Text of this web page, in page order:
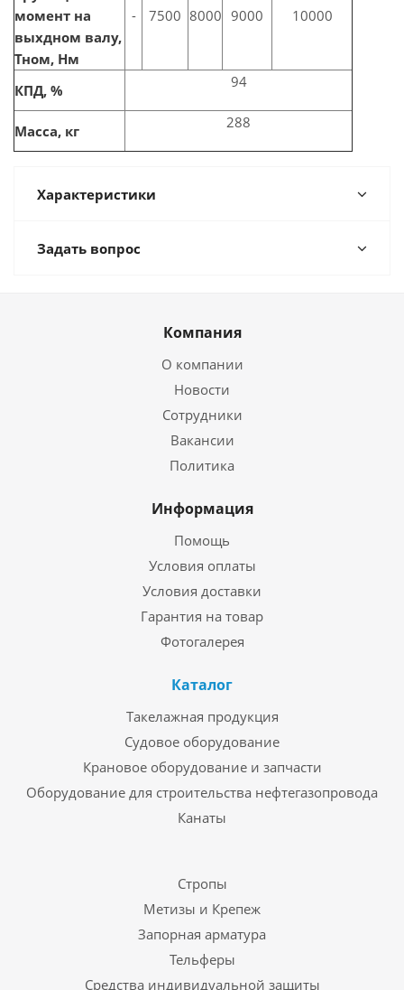
момент на
выхдном валу,
Тном, Нм
- 7500 8000 9000 10000
КПД, % 94
Масса, кг 288
Характеристики
Задать вопрос
Компания
О компании
Новости
Сотрудники
Вакансии
Политика
Информация
Помощь
Условия оплаты
Условия доставки
Гарантия на товар
Фотогалерея
Каталог
Такелажная продукция
Судовое оборудование
Крановое оборудование и запчасти
Оборудование для строительства нефтегазопровода
Канаты
Стропы
Метизы и Крепеж
Запорная арматура
Тельферы
Средства индивидуальной защиты